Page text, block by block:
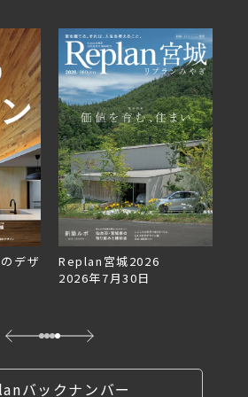
デザ
Replan宮城2026
2026年7月30日
バックナンバー